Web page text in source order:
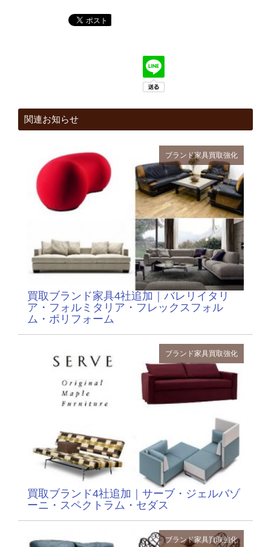
関連お知らせ
ブランド家具買取強化
買取ブランド家具4社追加｜バレリイタリ
ア・フォルミタリア・フレックスフォル
ム・ポリフォーム
ブランド家具買取強化
買取ブランド4社追加｜サーブ・ジェルバゾ
ーニ・スペクトラム・セダス
ブランド家具買取強化